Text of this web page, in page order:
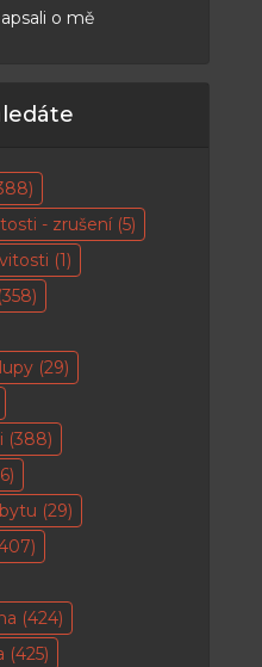
o mě
- zrušení(5)
(1)
(29)
(388)
(29)
(424)
(425)